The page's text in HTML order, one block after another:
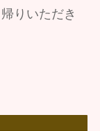
りいただき